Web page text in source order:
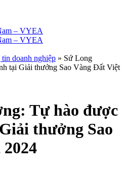
doanh nghiệp » Sứ Long
tại Giải thưởng Sao Vàng Đất Việt
Tự hào được
thưởng Sao